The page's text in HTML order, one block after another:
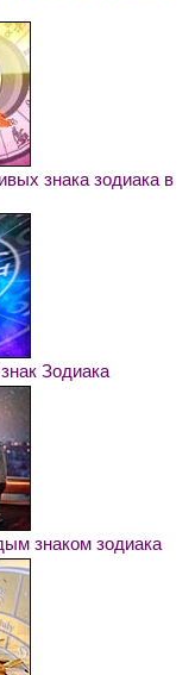
знака зодиака в
Зодиака
знаком зодиака